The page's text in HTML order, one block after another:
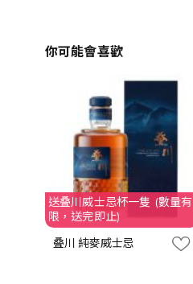
你可能會喜歡
送叠川威士忌杯一隻 (數量有
限，送完即止)
叠川 純麥威士忌